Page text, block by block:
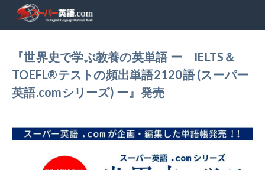
『世界史で学ぶ教養の英単語 ー IELTS＆
TOEFL®テストの頻出単語2120語 (スーパー
英語.comシリーズ) ー』発売